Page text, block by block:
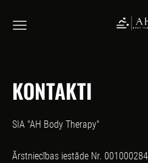
KONTAKTI
SIA "AH Body Therapy"
Ārstniecības iestāde Nr. 001000284